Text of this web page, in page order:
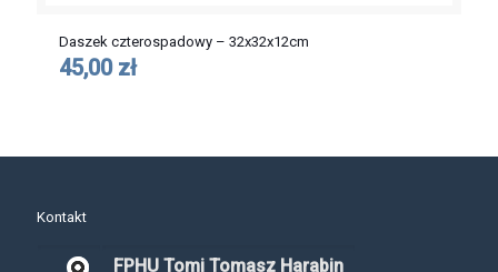
Daszek czterospadowy – 32x32x12cm
45,00 zł
Kontakt
FPHU Tomi Tomasz Harabin